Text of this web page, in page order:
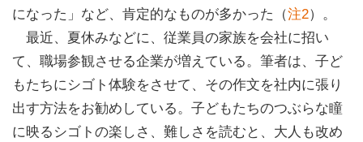
になった」など、肯定的なものが多かった（注2）。
最近、夏休みなどに、従業員の家族を会社に招い
て、職場参観させる企業が増えている。筆者は、子ど
もたちにシゴト体験をさせて、その作文を社内に張り
出す方法をお勧めしている。子どもたちのつぶらな瞳
に映るシゴトの楽しさ、難しさを読むと、大人も改め